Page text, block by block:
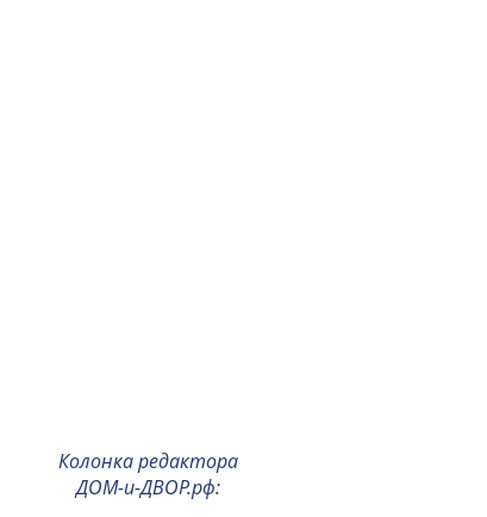
Колонка редактора
ДОМ-и-ДВОР.рф: